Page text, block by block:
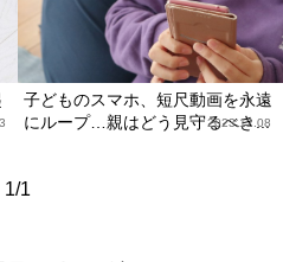
子どものスマホ、短尺動画を永遠
にループ…親はどう見守るべき...
2023.12.08
1/1